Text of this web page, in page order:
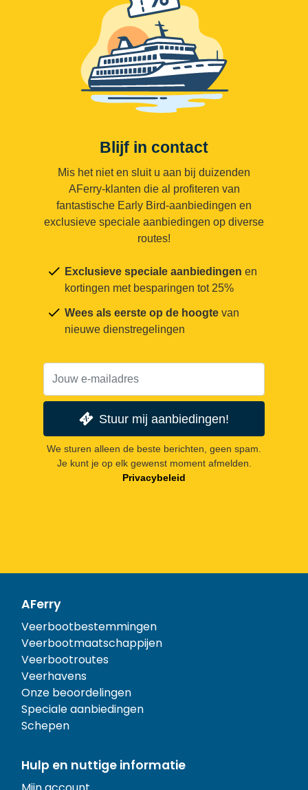
Blijf in contact
Mis het niet en sluit u aan bij duizenden
AFerry-klanten die al profiteren van
fantastische Early Bird-aanbiedingen en
exclusieve speciale aanbiedingen op diverse
routes!
Exclusieve speciale aanbiedingen en
kortingen met besparingen tot 25%
Wees als eerste op de hoogte van
nieuwe dienstregelingen
Stuur mij aanbiedingen!
We sturen alleen de beste berichten, geen spam.
Je kunt je op elk gewenst moment afmelden.
Privacybeleid
AFerry
Veerbootbestemmingen
Veerbootmaatschappijen
Veerbootroutes
Veerhavens
Onze beoordelingen
Speciale aanbiedingen
Schepen
Hulp en nuttige informatie